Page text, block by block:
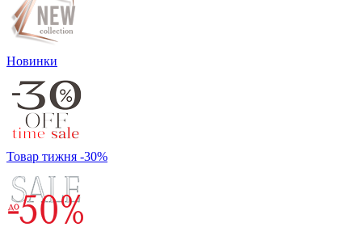
Новинки
Товар тижня -30%